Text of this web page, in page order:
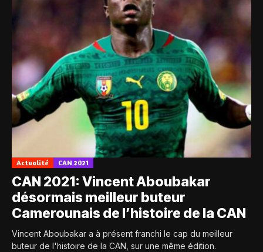
Actualité CAN 2021
CAN 2021: Vincent Aboubakar
désormais meilleur buteur
Camerounais de l’histoire de la CAN
Vincent Aboubakar a à présent franchi le cap du meilleur
buteur de l'histoire de la CAN, sur une même édition.